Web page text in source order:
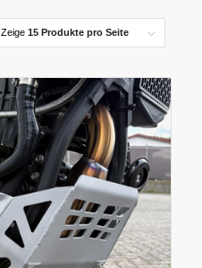
Zeige 15 Produkte pro Seite